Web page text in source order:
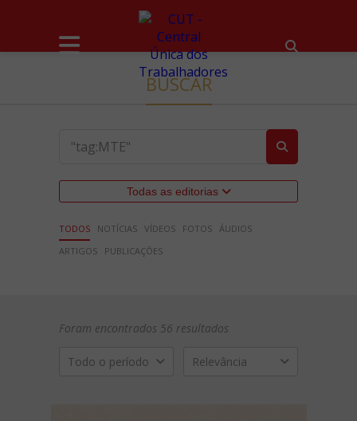
BUSCAR
Todas as editorias
TODOS NOTÍCIAS VÍDEOS FOTOS ÁUDIOS
ARTIGOS
PUBLICAÇÕES
Foram encontrados 56 resultados
Todo o período Relevância